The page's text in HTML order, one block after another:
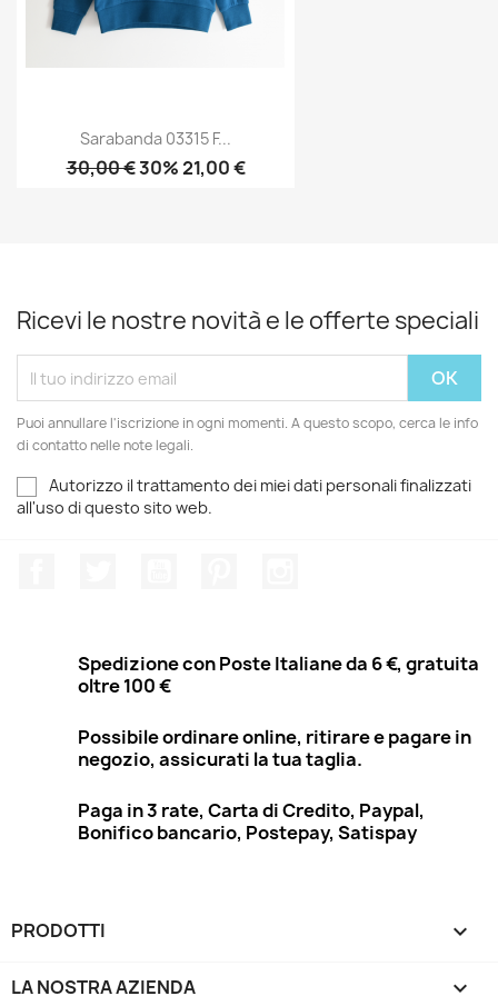
Sarabanda 03315 F...
30,00 €30% 21,00 €
Ricevi le nostre novità e le offerte speciali
Puoi annullare l'iscrizione in ogni momenti. A questo scopo, cerca le info
di contatto nelle note legali.
Autorizzo il trattamento dei miei dati personali finalizzati
all'uso di questo sito web.
Spedizione con Poste Italiane da 6 €, gratuita
oltre 100 €
Possibile ordinare online, ritirare e pagare in
negozio, assicurati la tua taglia.
Paga in 3 rate, Carta di Credito, Paypal,
Bonifico bancario, Postepay, Satispay
PRODOTTI 
LA NOSTRA AZIENDA 